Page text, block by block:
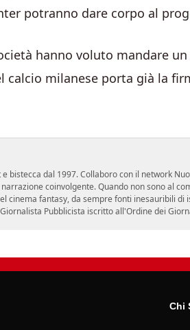
potranno dare corpo al
hanno voluto mandare
calcio milanese porta già la
bistecca dal 1997. Collaboro con il network
coinvolgente. Quando non sono al
cinema fantasy, da sempre fonti inesauribili
Pubblicista iscritto all'Ordine dei
Chi